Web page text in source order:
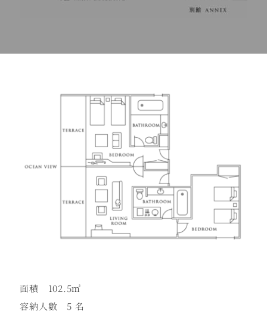
面積 102.5㎡
容納人數 5 名